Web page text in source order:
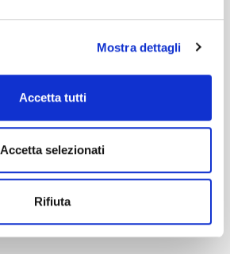
Mostra dettagli
Accetta tutti
Accetta selezionati
Rifiuta